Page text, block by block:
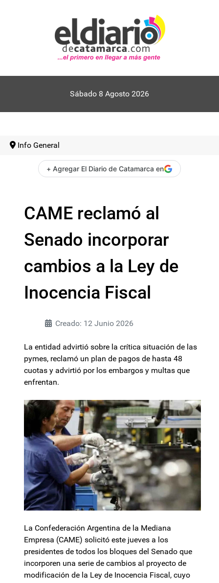
Sábado 8 Agosto 2026
Info General
+ Agregar El Diario de Catamarca en
CAME reclamó al
Senado incorporar
cambios a la Ley de
Inocencia Fiscal
Creado: 12 Junio 2026
La entidad advirtió sobre la crítica situación de las
pymes, reclamó un plan de pagos de hasta 48
cuotas y advirtió por los embargos y multas que
enfrentan.
La Confederación Argentina de la Mediana
Empresa (CAME) solicitó este jueves a los
presidentes de todos los bloques del Senado que
incorporen una serie de cambios al proyecto de
modificación de la Ley de Inocencia Fiscal, cuyo